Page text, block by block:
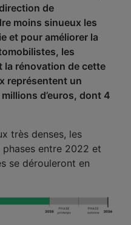
de
moins sinueux les
et pour améliorer la
les
la rénovation de cette
représentent un
d’euros, dont 4
très denses, les
entre 2022 et
se dérouleront en